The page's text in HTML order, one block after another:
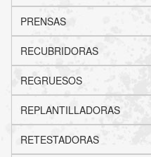
PRENSAS
RECUBRIDORAS
REGRUESOS
REPLANTILLADORAS
RETESTADORAS